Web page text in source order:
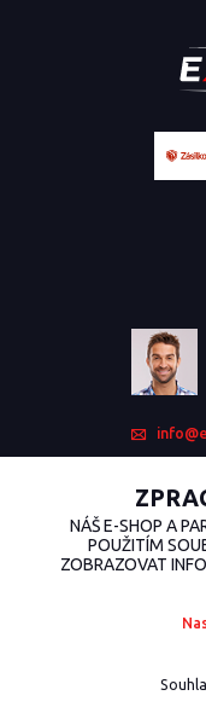
NÁŠ E-SHOP A
POUŽITÍM
ZOBRAZOVAT